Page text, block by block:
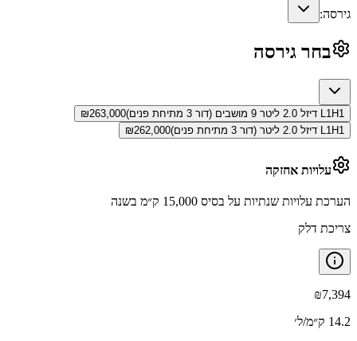
גירסה:
בחר גירסה
L1H1 דיזל 2.0 ליטר 9 מושבים (דור 3 מתיחת פנים) ₪263,000
L1H1 דיזל 2.0 ליטר (דור 3 מתיחת פנים)
₪262,000
עלויות אחזקה
הערכת עלויות שנתיות על בסיס 15,000 ק״מ בשנה
צריכת דלק
₪7,394
14.2 ק״מ/ל׳